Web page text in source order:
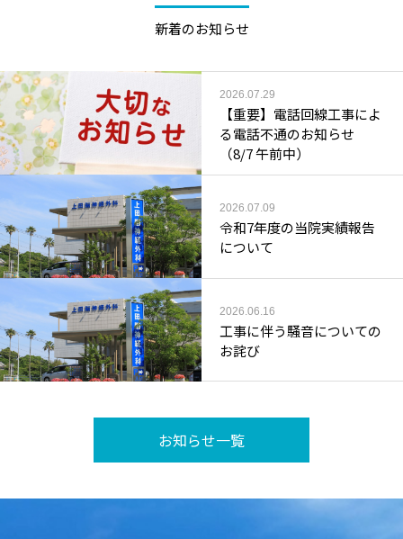
新着のお知らせ
2026.07.29
【重要】電話回線工事によ
る電話不通のお知らせ
（8/7 午前中）
2026.07.09
令和7年度の当院実績報告
について
2026.06.16
工事に伴う騒音についての
お詫び
お知らせ一覧